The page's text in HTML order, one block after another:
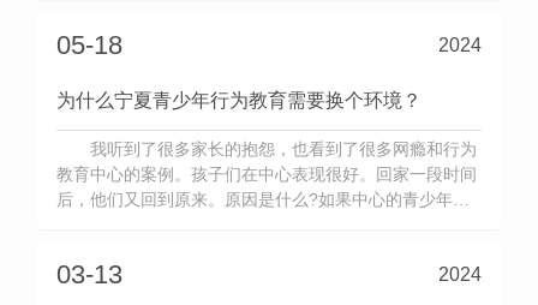
也引起了广泛的争议和思考。 铺垫：叛逆期的孩子，
05-18 2024
为什么宁夏青少年行为教育需要换个环境？
我听到了很多家长的抱怨，也看到了很多网瘾和行为
教育中心的案例。孩子们在中心表现很好。回家一段时间
后，他们又回到原来。原因是什么?如果中心的青少年行
不仅仅是一方的责任，尤其是亲子关系。心理学上有句名
03-13 2024